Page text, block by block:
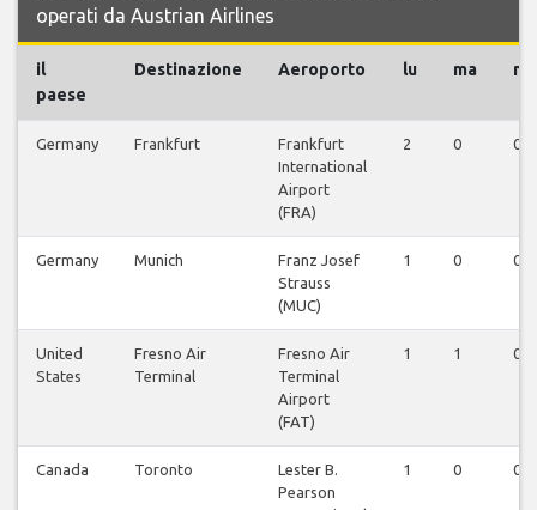
operati da Austrian Airlines
il
paese
Destinazione Aeroporto lu ma me
Germany Frankfurt
Frankfurt
International
Airport
(FRA)
2 0 0
Germany Munich
Franz Josef
Strauss
(MUC)
1 0 0
United
States
Fresno Air
Terminal
Fresno Air
Terminal
Airport
(FAT)
1 1 0
Canada Toronto
Lester B.
Pearson
1 0 0